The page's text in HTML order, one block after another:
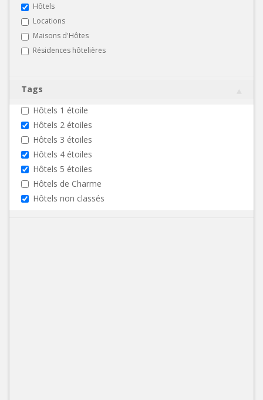
Hôtels
Locations
Maisons d'Hôtes
Résidences hôtelières
Tags
Hôtels 1 étoile
Hôtels 2 étoiles
Hôtels 3 étoiles
Hôtels 4 étoiles
Hôtels 5 étoiles
Hôtels de Charme
Hôtels non classés